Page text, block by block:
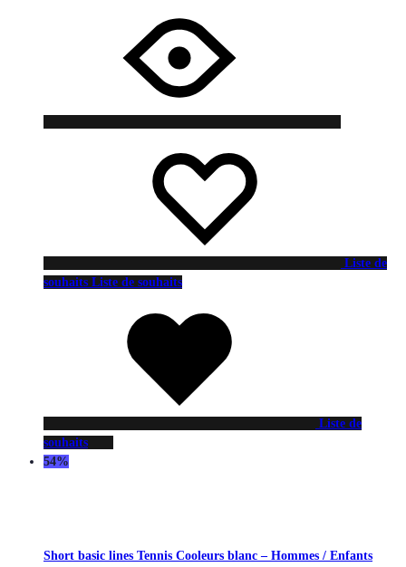
Liste de
souhaits Liste de souhaits
Liste de
souhaits
54%
Short basic lines Tennis Cooleurs blanc – Hommes / Enfants